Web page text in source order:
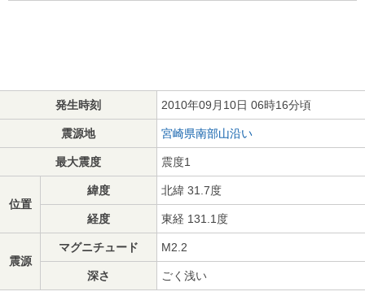
発生時刻 2010年09月10日 06時16分頃
震源地 宮崎県南部山沿い
最大震度 震度1
位置
緯度 北緯 31.7度
経度 東経 131.1度
震源
マグニチュード M2.2
深さ ごく浅い